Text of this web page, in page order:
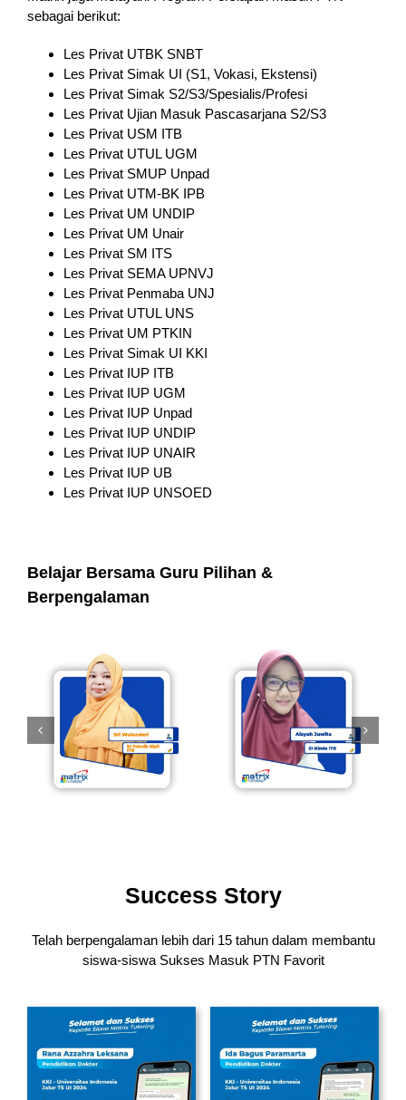
sebagai berikut:
Les Privat UTBK SNBT
Les Privat Simak UI (S1, Vokasi, Ekstensi)
Les Privat Simak S2/S3/Spesialis/Profesi
Les Privat Ujian Masuk Pascasarjana S2/S3
Les Privat USM ITB
Les Privat UTUL UGM
Les Privat SMUP Unpad
Les Privat UTM-BK IPB
Les Privat UM UNDIP
Les Privat UM Unair
Les Privat SM ITS
Les Privat SEMA UPNVJ
Les Privat Penmaba UNJ
Les Privat UTUL UNS
Les Privat UM PTKIN
Les Privat Simak UI KKI
Les Privat IUP ITB
Les Privat IUP UGM
Les Privat IUP Unpad
Les Privat IUP UNDIP
Les Privat IUP UNAIR
Les Privat IUP UB
Les Privat IUP UNSOED
Belajar Bersama Guru Pilihan &
Berpengalaman
Success Story
Telah berpengalaman lebih dari 15 tahun dalam membantu
siswa-siswa Sukses Masuk PTN Favorit